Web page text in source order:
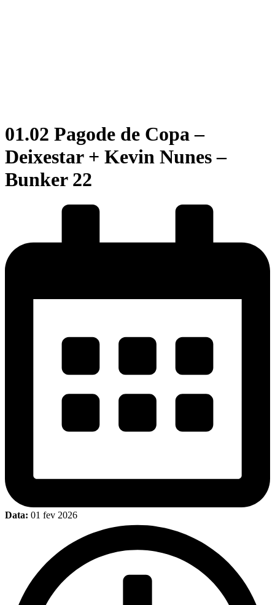
01.02 Pagode de Copa –
Deixestar + Kevin Nunes –
Bunker 22
Data: 01 fev 2026